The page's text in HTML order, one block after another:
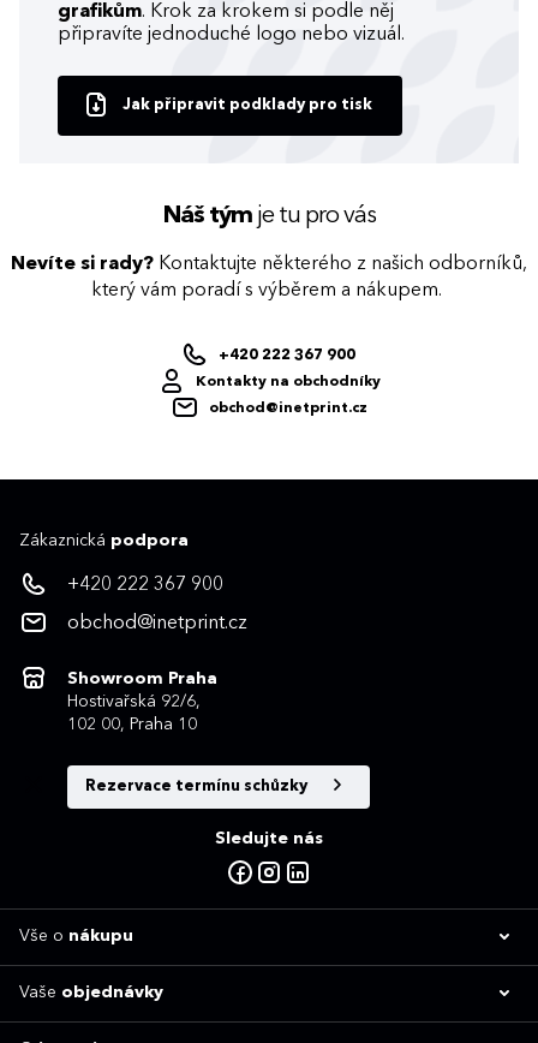
grafikům. Krok za krokem si podle něj
připravíte jednoduché logo nebo vizuál.
Jak připravit podklady pro tisk
Náš týmje tu pro vás
Nevíte si rady? Kontaktujte některého z našich odborníků,
který vám poradí s výběrem a nákupem.
+420 222 367 900
Kontakty na obchodníky
obchod@inetprint.cz
Zákaznická podpora
+420 222 367 900
obchod@inetprint.cz
Showroom Praha
Hostivařská 92/6,
102 00, Praha 10
Rezervace termínu schůzky
Sledujte nás
Vše o nákupu
Vaše objednávky